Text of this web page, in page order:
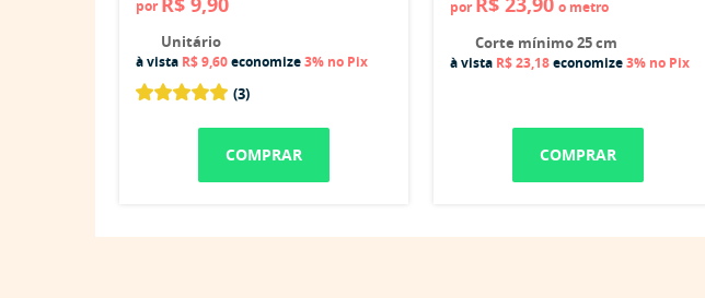
por
Unitário
à vista R$ 9,60economize3% no Pix
(3)
COMPRAR
por o metro
Corte mínimo 25 cm
à vista R$ 23,18economize3% no Pix
COMPRAR